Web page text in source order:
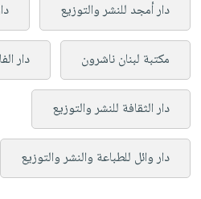
دار أمجد للنشر والتوزيع
مكتبة لبنان ناشرون دار
دار الثقافة للنشر والتوزيع
دار وائل للطباعة والنشر والتوزيع